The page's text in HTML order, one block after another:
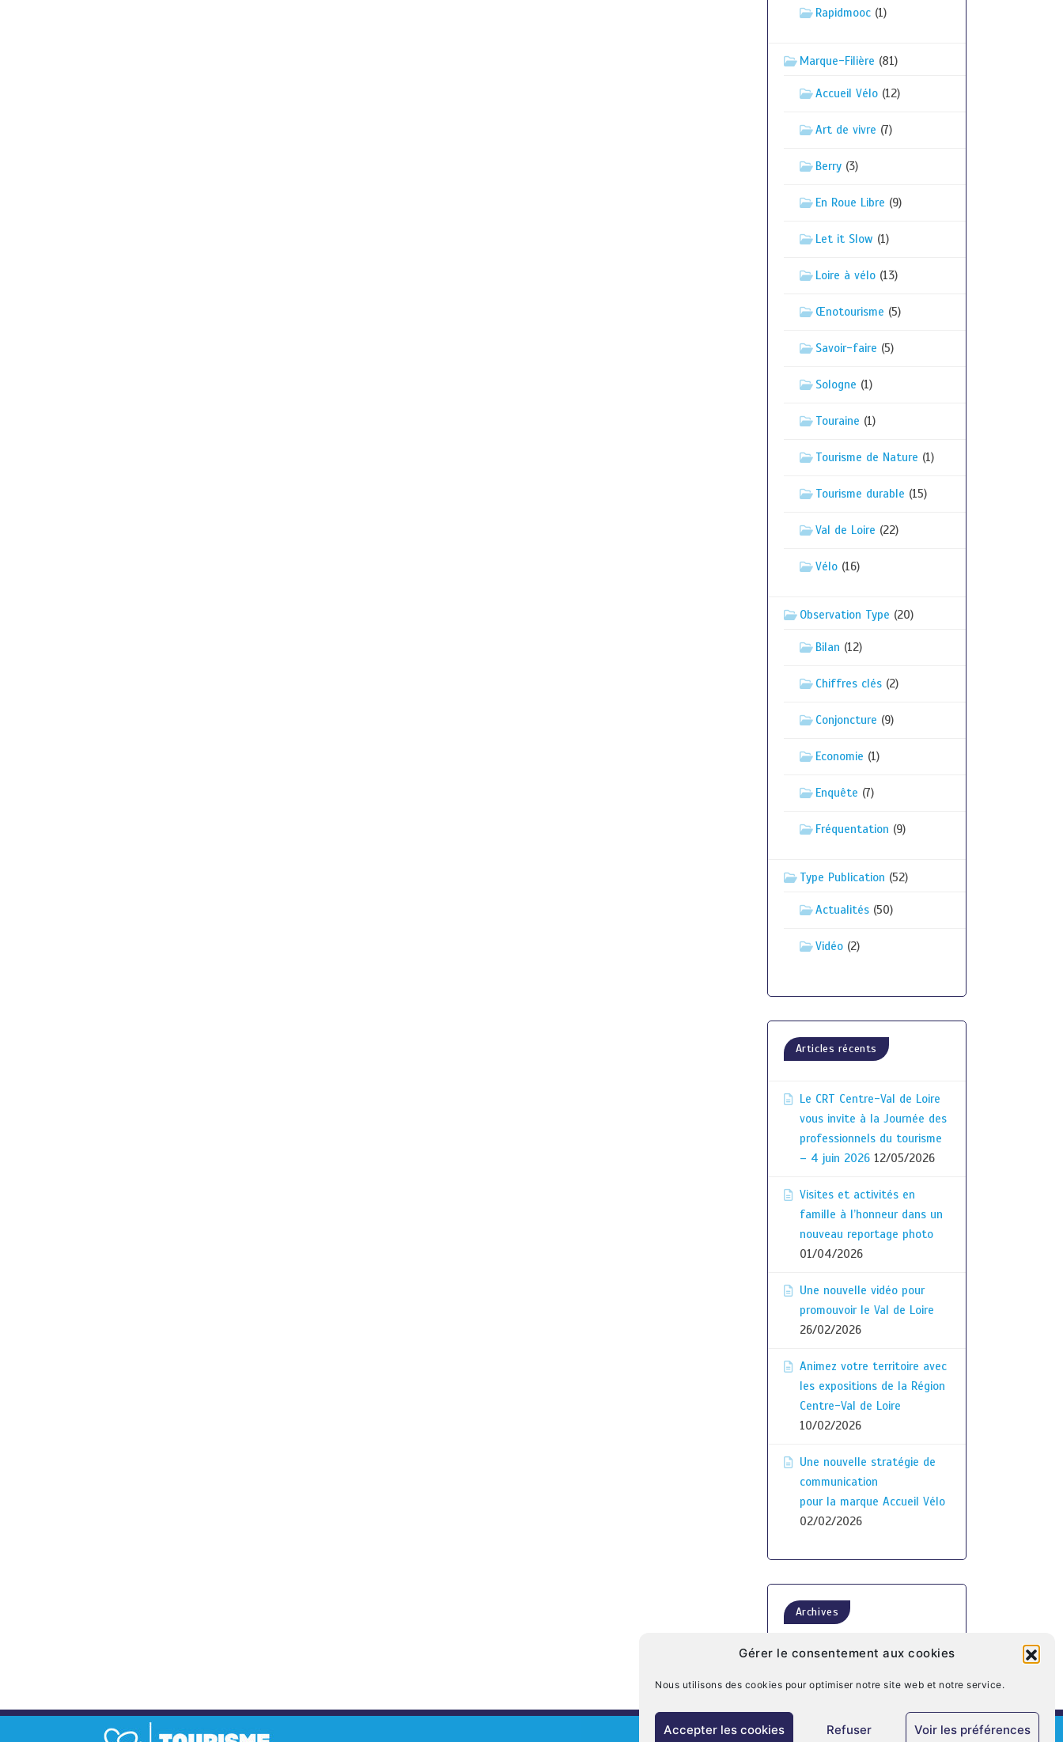
Gérer le consentement aux cookies
Nous utilisons des cookies pour optimiser notre site web et notre service.
Accepter les cookies Refuser Voir les préférences
Rapidmooc(1)
Marque-Filière (81)
Accueil Vélo(12)
Art de vivre (7)
Berry(3)
En Roue Libre (9)
Let it Slow (1)
Loire à vélo(13)
Œnotourisme (5)
Savoir-faire (5)
Sologne (1)
Touraine (1)
Tourisme de Nature (1)
Tourisme durable (15)
Val de Loire (22)
Vélo(16)
Observation Type (20)
Bilan (12)
Chiffres clés(2)
Conjoncture (9)
Economie (1)
Enquête (7)
Fréquentation (9)
Type Publication (52)
Actualités(50)
Vidéo(2)
Articles récents
Le CRT Centre-Val de Loire
vous invite à la Journée des
professionnels du tourisme
– 4 juin 2026 12/05/2026
Visites et activités en
famille à l’honneur dans un
nouveau reportage photo
01/04/2026
Une nouvelle vidéo pour
promouvoir le Val de Loire
26/02/2026
Animez votre territoire avec
les expositions de la Région
Centre-Val de Loire
10/02/2026
Une nouvelle stratégie de
communication
pour la marque Accueil Vélo
02/02/2026
Archives